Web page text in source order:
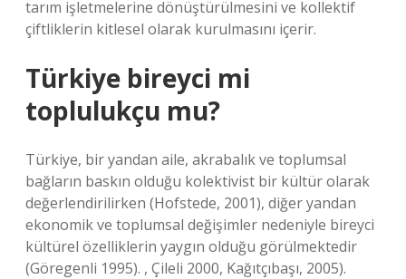
tarım işletmelerine dönüştürülmesini ve kollektif
çiftliklerin kitlesel olarak kurulmasını içerir.
Türkiye bireyci mi
toplulukçu mu?
Türkiye, bir yandan aile, akrabalık ve toplumsal
bağların baskın olduğu kolektivist bir kültür olarak
değerlendirilirken (Hofstede, 2001), diğer yandan
ekonomik ve toplumsal değişimler nedeniyle bireyci
kültürel özelliklerin yaygın olduğu görülmektedir
(Göregenli 1995). , Çileli 2000, Kağıtçıbaşı, 2005).